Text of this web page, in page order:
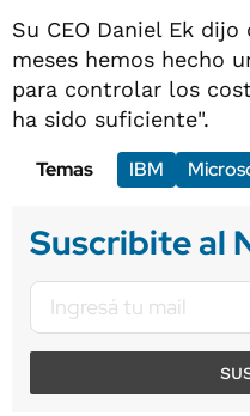
Su CEO Daniel Ek
meses hemos hecho
para controlar los
ha sido suficiente".
Temas
IBM
Suscribite al